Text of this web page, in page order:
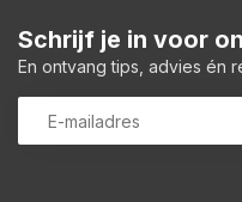
Schrijf je in voor
En ontvang tips, advies én